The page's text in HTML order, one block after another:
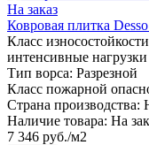
На заказ
Ковровая плитка
Класс
интенсивные нагрузки
Тип ворса: Разрезной
Класс пожарной
Страна производства:
Наличие товара: На
7 346 руб./м2